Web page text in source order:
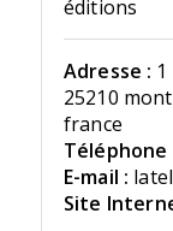
éditions
Adresse :
25210
france
Téléphone
E-mail :
Site